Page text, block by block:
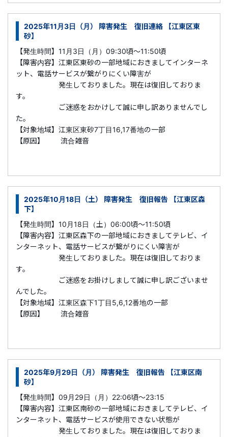
2025年11月3日（月） 障害発生 復旧連絡 【江東区東
砂】
【発生時間】11月3日（月）09:30頃～11:50頃
【障害内容】江東区東砂の一部地域におきましてインターネ
ット、電話サービスが繋がりにくい障害が
発生しておりました。現在は復旧しておりま
す。
ご迷惑をおかけして誠に申し訳ありませんでし
た。
【対象地域】江東区東砂7丁目16,17番地の一部
【原因】 流合雑音
2025年10月18日（土） 障害発生 復旧報告 【江東区森
下】
【発生時間】10月18日（土）06:00頃～11:50頃
【障害内容】江東区森下の一部地域におきましてテレビ、イ
ンターネット、電話サービスが繋がりにくい障害が
発生しておりました。現在は復旧しておりま
す。
ご迷惑をお掛けしまして誠に申し訳ございませ
んでした。
【対象地域】江東区森下1丁目5,6,12番地の一部
【原因】 流合雑音
2025年9月29日（月） 障害発生 復旧報告 【江東区南
砂】
【発生時間】09月29日（月）22:06頃～23:15
【障害内容】江東区南砂の一部地域におきましてテレビ、イ
ンターネット、電話サービスが使用できない状態が
発生しておりました。現在は復旧しておりま